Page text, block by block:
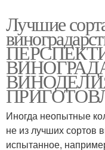
Лучшие
Иногда неопытные
не из лучших сортов
испытанное,